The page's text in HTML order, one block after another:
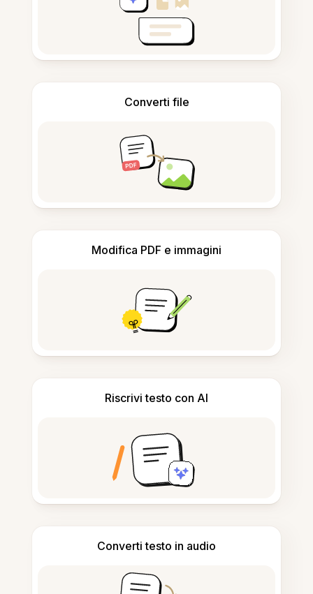
Converti file
Modifica PDF e immagini
Riscrivi testo con AI
Converti testo in audio